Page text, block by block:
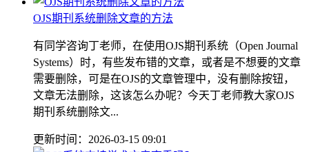
OJS期刊系统删除文章的方法
有同学咨询丁老师，在使用OJS期刊系统（Open Journal
Systems）时，有些发布错的文章，或者是不想要的文章
需要删除，可是在OJS的文章管理中，没有删除按钮，
文章无法删除，这该怎么办呢？今天丁老师教大家OJS
期刊系统删除文...
更新时间：2026-03-15 09:01